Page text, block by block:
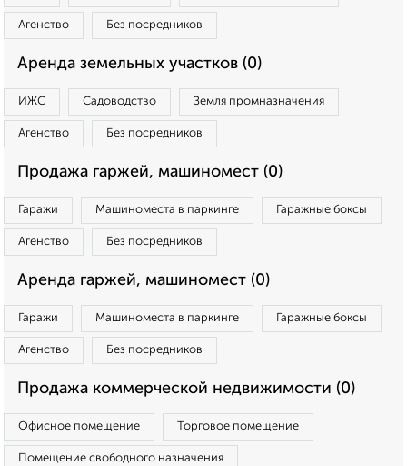
Агенство Без посредников
Аренда земельных участков (0)
ИЖС Садоводство Земля промназначения
Агенство Без посредников
Продажа гаржей, машиномест (0)
Гаражи Машиноместа в паркинге Гаражные боксы
Агенство Без посредников
Аренда гаржей, машиномест (0)
Гаражи Машиноместа в паркинге Гаражные боксы
Агенство Без посредников
Продажа коммерческой недвижимости (0)
Офисное помещение Торговое помещение
Помещение свободного назначения